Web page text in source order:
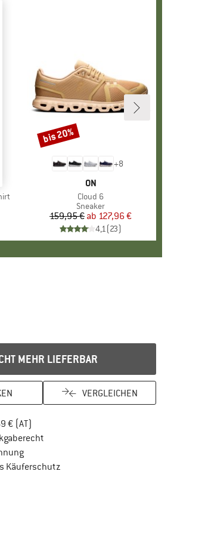
+8
MARKE
ON
Artikel
Cloud 6
Produktgruppe
Sneaker
Preis
159,95 € reduzierter Preis
ab 127,96 €
4,1(23)
Rabatt
bis 20%
MEHR LIEFERBAR
VERGLEICHEN
€ (AT)
Gehe hier zu den Rückgabe-Richtlinien
Finde die Zahlungs-Infos hier! Öffnet sich in
KäuferschutzFinde alle Infos hier!